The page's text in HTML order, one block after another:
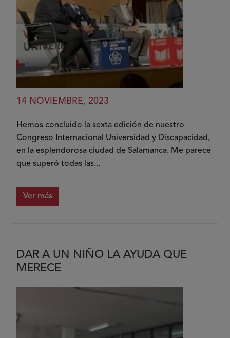
14 NOVIEMBRE, 2023
Hemos concluido la sexta edición de nuestro
Congreso Internacional Universidad y Discapacidad,
en la esplendorosa ciudad de Salamanca. Me parece
que superó todas las...
Ver más
DAR A UN NIÑO LA AYUDA QUE
MERECE